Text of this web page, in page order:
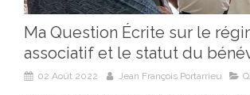
Ma Question Écrite sur le
associatif et le statut du
02 Août 2022 Jean François Portarrieu